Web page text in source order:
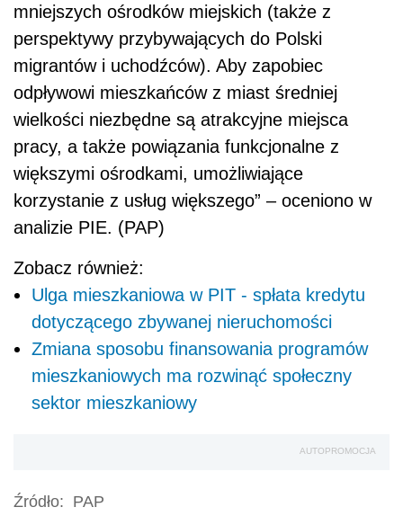
mniejszych ośrodków miejskich (także z
perspektywy przybywających do Polski
migrantów i uchodźców). Aby zapobiec
odpływowi mieszkańców z miast średniej
wielkości niezbędne są atrakcyjne miejsca
pracy, a także powiązania funkcjonalne z
większymi ośrodkami, umożliwiające
korzystanie z usług większego” – oceniono w
analizie PIE. (PAP)
Zobacz również:
Ulga mieszkaniowa w PIT - spłata kredytu
dotyczącego zbywanej nieruchomości
Zmiana sposobu finansowania programów
mieszkaniowych ma rozwinąć społeczny
sektor mieszkaniowy
AUTOPROMOCJA
Źródło: PAP